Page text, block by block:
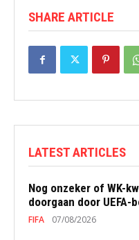
SHARE ARTICLE
LATEST ARTICLES
Nog onzeker of WK-
doorgaan door UEFA-
FIFA 07/08/2026